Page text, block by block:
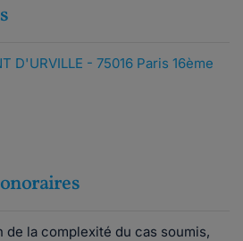
D'URVILLE - 75016 Paris 16ème
la complexité du cas soumis,